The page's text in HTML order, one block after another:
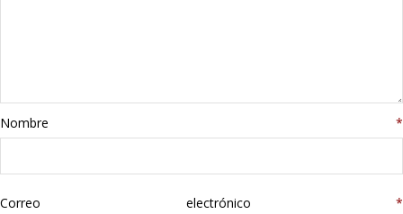
libros
Nombre *
Correo electrónico *